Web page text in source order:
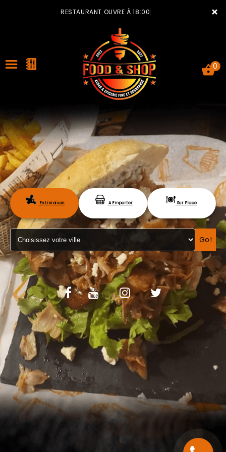
×
RESTAURANT OUVRE À 18:00
ACCUEIL
LA CARTE
VOTRE COMPTE
NOTRE RESTAURANT
VOS AVIS
MENTIONS LÉGALES
C.G.V
0
En Livraison A Emporter Sur Place
Go!